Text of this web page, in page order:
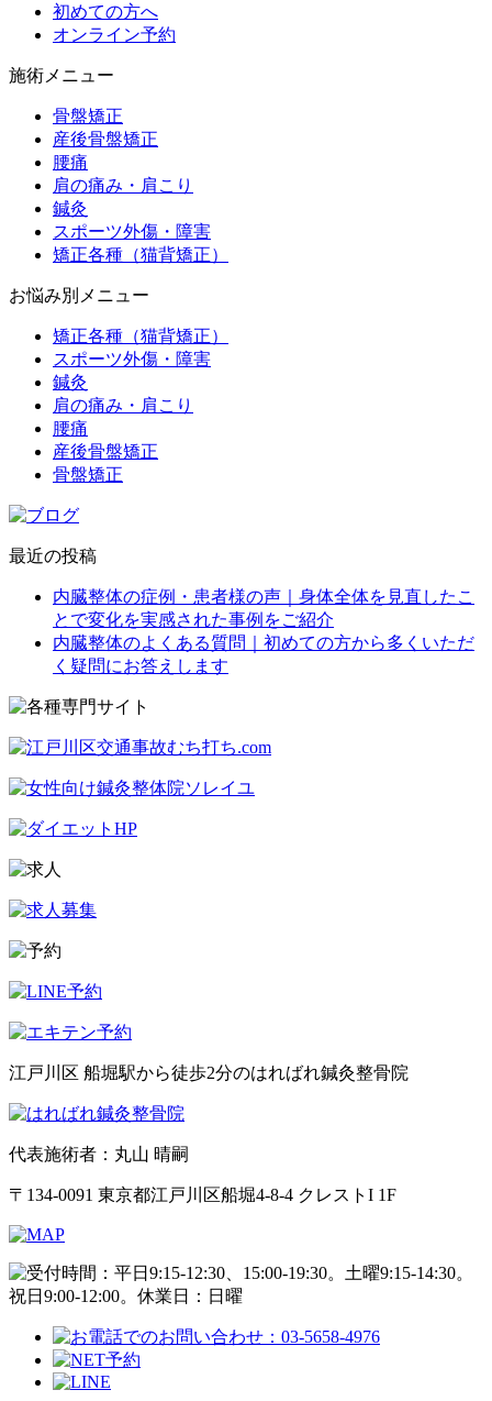
初めての方へ
オンライン予約
施術メニュー
骨盤矯正
産後骨盤矯正
腰痛
肩の痛み・肩こり
鍼灸
スポーツ外傷・障害
矯正各種（猫背矯正）
お悩み別メニュー
矯正各種（猫背矯正）
スポーツ外傷・障害
鍼灸
肩の痛み・肩こり
腰痛
産後骨盤矯正
骨盤矯正
最近の投稿
内臓整体の症例・患者様の声｜身体全体を見直したこ
とで変化を実感された事例をご紹介
内臓整体のよくある質問｜初めての方から多くいただ
く疑問にお答えします
江戸川区 船堀駅から徒歩2分のはればれ鍼灸整骨院
代表施術者：丸山 晴嗣
〒134-0091 東京都江戸川区船堀4-8-4 クレストI 1F